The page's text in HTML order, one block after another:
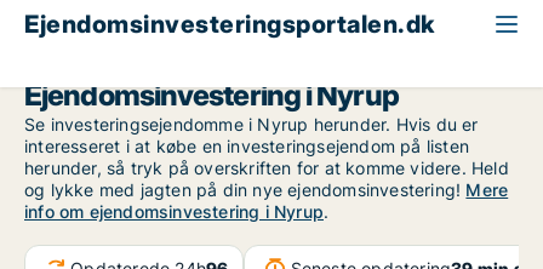
Ejendomsinvesteringsportalen.dk
Ejendomsinvestering i Nyrup
Se investeringsejendomme i Nyrup herunder. Hvis du er
interesseret i at købe en investeringsejendom på listen
herunder, så tryk på overskriften for at komme videre. Held
og lykke med jagten på din nye ejendomsinvestering! Mere
info om ejendomsinvestering i Nyrup.